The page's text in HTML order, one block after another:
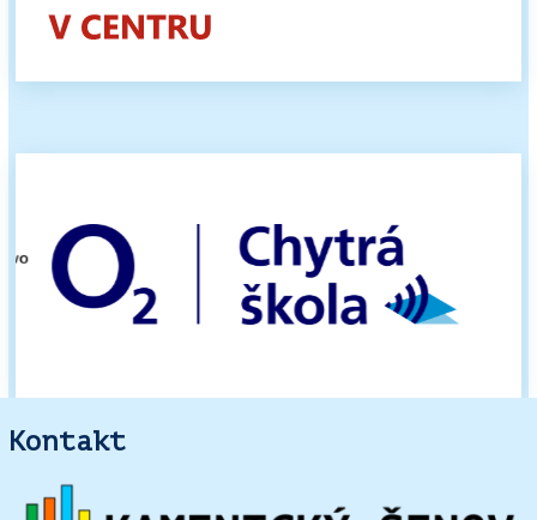
Kontakt